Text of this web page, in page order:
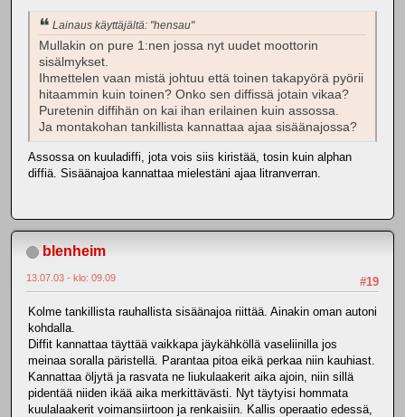
Lainaus käyttäjältä: "hensau"
Mullakin on pure 1:nen jossa nyt uudet moottorin
sisälmykset.
Ihmettelen vaan mistä johtuu että toinen takapyörä pyörii
hitaammin kuin toinen? Onko sen diffissä jotain vikaa?
Puretenin diffihän on kai ihan erilainen kuin assossa.
Ja montakohan tankillista kannattaa ajaa sisäänajossa?
Assossa on kuuladiffi, jota vois siis kiristää, tosin kuin alphan
diffiä. Sisäänajoa kannattaa mielestäni ajaa litranverran.
blenheim
#19
13.07.03 - klo: 09.09
Kolme tankillista rauhallista sisäänajoa riittää. Ainakin oman autoni
kohdalla.
Diffit kannattaa täyttää vaikkapa jäykähköllä vaseliinilla jos
meinaa soralla päristellä. Parantaa pitoa eikä perkaa niin kauhiast.
Kannattaa öljytä ja rasvata ne liukulaakerit aika ajoin, niin sillä
pidentää niiden ikää aika merkittävästi. Nyt täytyisi hommata
kuulalaakerit voimansiirtoon ja renkaisiin. Kallis operaatio edessä,